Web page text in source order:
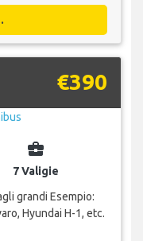
€390
business_center
7 Valigie
grandi Esempio:
Hyundai H-1, etc.